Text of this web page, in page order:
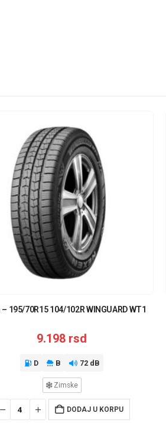
– 195/70R15 104/102R WINGUARD WT1
9.198 rsd
D B 72 dB
Zimske
DODAJ U KORPU